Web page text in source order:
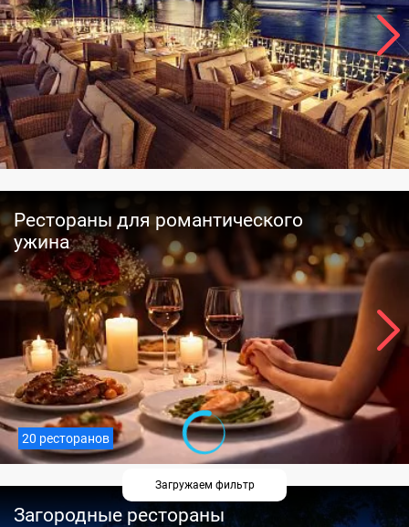
Рестораны для романтического
ужина
20 ресторанов
Загородные рестораны
Загружаем фильтр